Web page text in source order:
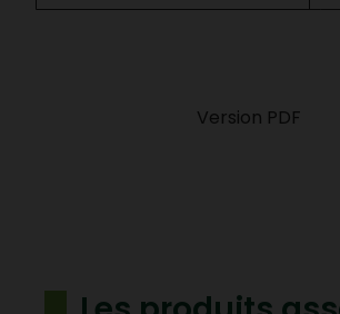
Version PDF